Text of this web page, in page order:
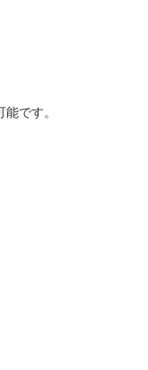
です。